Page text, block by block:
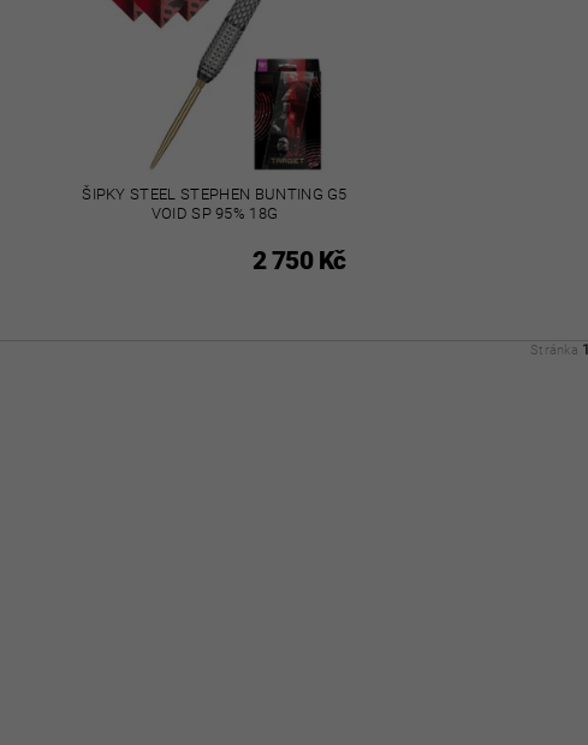
ŠIPKY STEEL STEPHEN BUNTING G5
VOID SP 95% 18G
2 750 Kč
Stránka 1